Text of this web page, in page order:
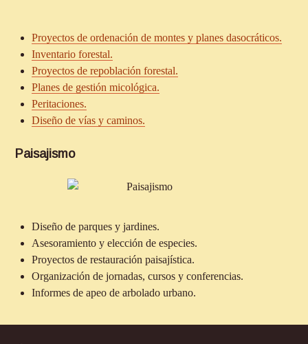
Proyectos de ordenación de montes y planes dasocráticos.
Inventario forestal.
Proyectos de repoblación forestal.
Planes de gestión micológica.
Peritaciones.
Diseño de vías y caminos.
Paisajismo
Diseño de parques y jardines.
Asesoramiento y elección de especies.
Proyectos de restauración paisajística.
Organización de jornadas, cursos y conferencias.
Informes de apeo de arbolado urbano.